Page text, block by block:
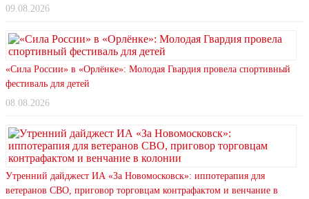
09.08.2026
«Сила России» в «Орлёнке»: Молодая Гвардия провела спортивный
фестиваль для детей
08.08.2026
Утренний дайджест ИА «За Новомосковск»: иппотерапия для
ветеранов СВО, приговор торговцам контрафактом и венчание в